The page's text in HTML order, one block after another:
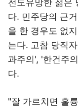
전도유망한 젊은
다. 민주당의 근
을 한 경우도 없
는다. 고참 당직
과주의', '한건주
다.
"잘 가르치면 훌